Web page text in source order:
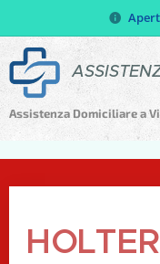
Assistenza Domiciliare a